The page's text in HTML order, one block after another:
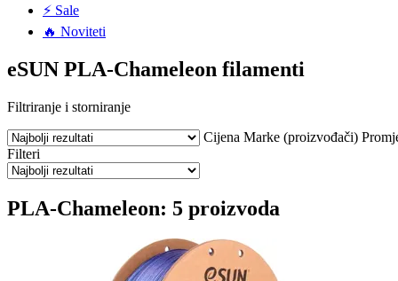
⚡ Sale
🔥 Noviteti
eSUN PLA-Chameleon filamenti
Filtriranje i storniranje
Cijena Marke (proizvođači)
Filteri
PLA-Chameleon: 5 proizvoda